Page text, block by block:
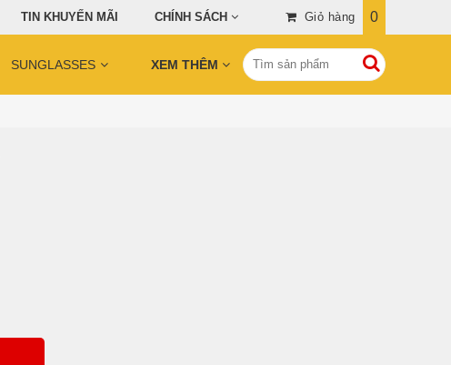
TIN KHUYẾN MÃI CHÍNH SÁCH Giỏ hàng 0
SUNGLASSES XEM THÊM